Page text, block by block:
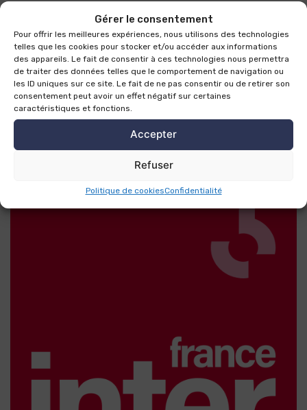
Gérer le consentement
Pour offrir les meilleures expériences, nous utilisons des technologies
telles que les cookies pour stocker et/ou accéder aux informations
des appareils. Le fait de consentir à ces technologies nous permettra
de traiter des données telles que le comportement de navigation ou
les ID uniques sur ce site. Le fait de ne pas consentir ou de retirer son
consentement peut avoir un effet négatif sur certaines
caractéristiques et fonctions.
Accepter
Refuser
Politique de cookiesConfidentialité
Et découvrez
également